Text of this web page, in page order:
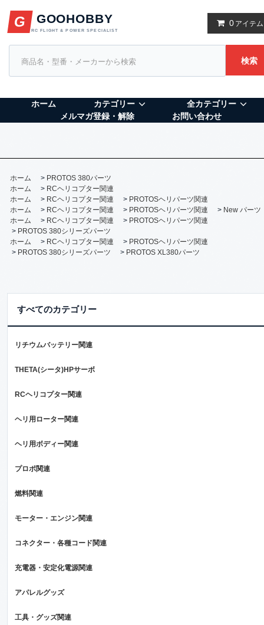
検索
0 アイテム
G GOOHOBBY
RC FLIGHT & POWER SPECIALIST
ホーム カテゴリー
全カテゴリー
メルマガ登録・解除
お問い合わせ
ホーム > PROTOS 380パーツ
ホーム
> RCヘリコプター関連
ホーム
> RCヘリコプター関連 > PROTOSヘリパーツ関連
ホーム
> RCヘリコプター関連 > PROTOSヘリパーツ関連 > New パーツ
ホーム
> RCヘリコプター関連 > PROTOSヘリパーツ関連
> PROTOS 380シリーズパーツ
ホーム
> RCヘリコプター関連 > PROTOSヘリパーツ関連
> PROTOS 380シリーズパーツ > PROTOS XL380パーツ
すべてのカテゴリー
リチウムバッテリー関連
THETA(シータ)HPサーボ
RCヘリコプター関連
ヘリ用ローター関連
ヘリ用ボディー関連
プロポ関連
燃料関連
モーター・エンジン関連
コネクター・各種コード関連
充電器・安定化電源関連
アパレルグッズ
工具・グッズ関連